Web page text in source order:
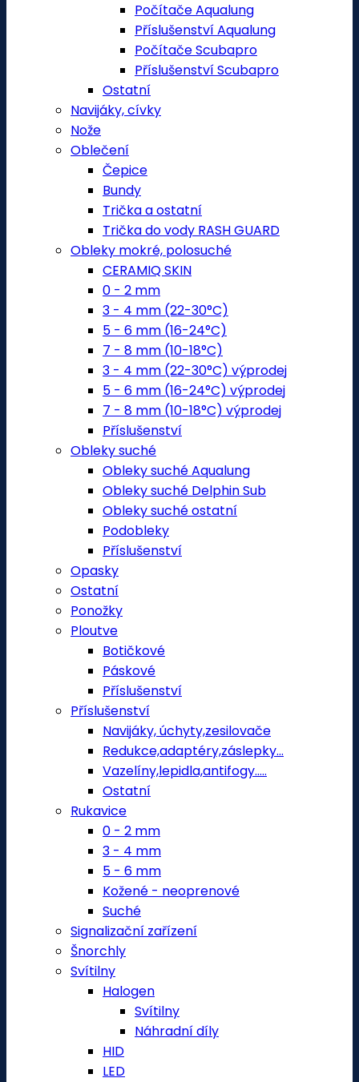
Počítače Aqualung
Příslušenství Aqualung
Počítače Scubapro
Příslušenství Scubapro
Ostatní
Navijáky, cívky
Nože
Oblečení
Čepice
Bundy
Trička a ostatní
Trička do vody RASH GUARD
Obleky mokré, polosuché
CERAMIQ SKIN
0 - 2 mm
3 - 4 mm (22-30°C)
5 - 6 mm (16-24°C)
7 - 8 mm (10-18°C)
3 - 4 mm (22-30°C) výprodej
5 - 6 mm (16-24°C) výprodej
7 - 8 mm (10-18°C) výprodej
Příslušenství
Obleky suché
Obleky suché Aqualung
Obleky suché Delphin Sub
Obleky suché ostatní
Podobleky
Příslušenství
Opasky
Ostatní
Ponožky
Ploutve
Botičkové
Páskové
Příslušenství
Příslušenství
Navijáky, úchyty,zesilovače
Redukce,adaptéry,záslepky...
Vazelíny,lepidla,antifogy.....
Ostatní
Rukavice
0 - 2 mm
3 - 4 mm
5 - 6 mm
Kožené - neoprenové
Suché
Signalizační zařízení
Šnorchly
Svítilny
Halogen
Svítilny
Náhradní díly
HID
LED